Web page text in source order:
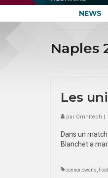
NEWS
Naples
Les
par Omnitech |
Dans un
Blanchet a
connor owens